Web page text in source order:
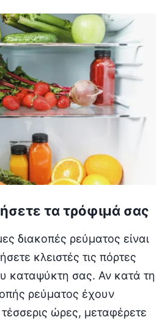
τα τρόφιμά σας
διακοπές ρεύματος είναι
κλειστές τις πόρτες
καταψύκτη σας. Αν κατά τη
ρεύματος έχουν
ώρες, μεταφέρετε